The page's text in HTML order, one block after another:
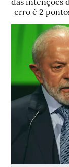
erro é 2